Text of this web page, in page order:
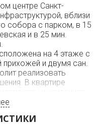
центре Санкт-
вблизи
собора с парком, в 15
и в 25 мин.
на 4 этаже с
и двумя сан.
реализовать
В квартире
набережной